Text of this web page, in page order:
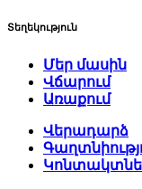
Տեղեկություն
Մեր մասին
Վճարում
Առաքում
Վերադարձ